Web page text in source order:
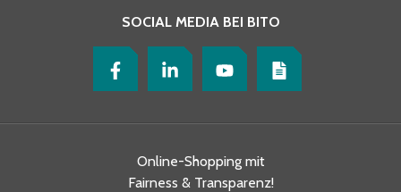
SOCIAL MEDIA BEI BITO
Online-Shopping mit
Fairness & Transparenz!